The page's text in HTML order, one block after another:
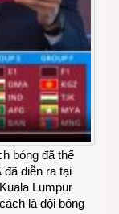
bóng đã thế
diễn ra tại
Lumpur
là đội bóng